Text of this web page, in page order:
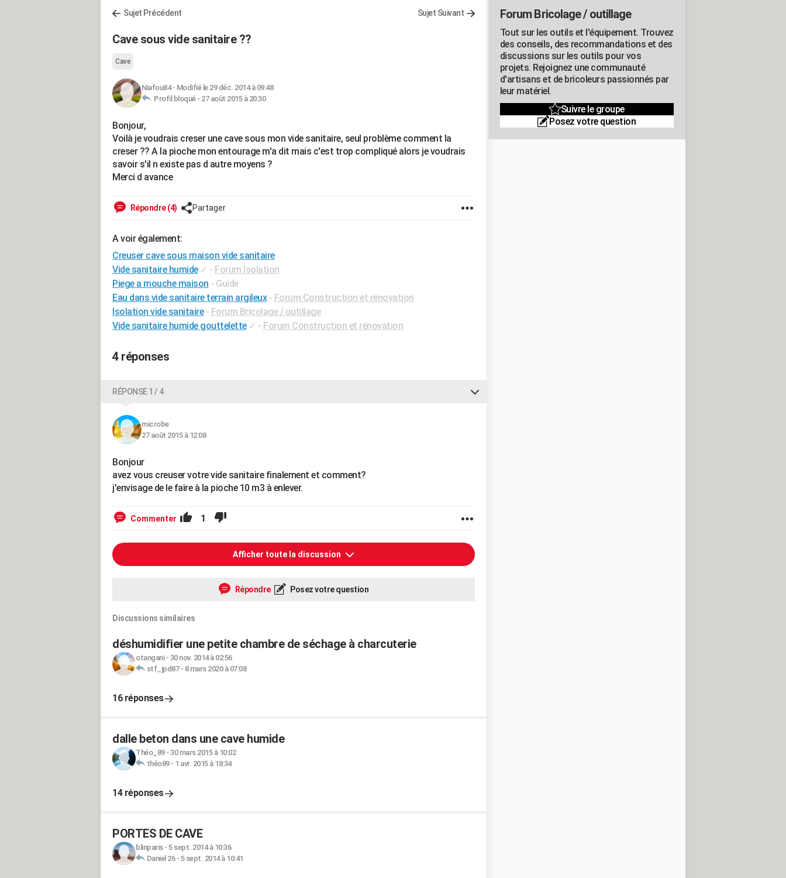
Sujet Précédent Sujet Suivant
Cave sous vide sanitaire ??
Cave
Niafou84- Modifié le 29 déc. 2014 à 09:48
Profil bloqué - 27 août 2015 à 20:30
Bonjour,
Voilà je voudrais creser une cave sous mon vide sanitaire, seul problème comment la
creser ?? A la pioche mon entourage m'a dit mais c'est trop compliqué alors je voudrais
savoir s'il n existe pas d autre moyens ?
Merci d avance
Répondre (4) Partager
A voir également:
Creuser cave sous maison vide sanitaire
Vide sanitaire humide ✓ - Forum Isolation
Piege a mouche maison - Guide
Eau dans vide sanitaire terrain argileux - Forum Construction et rénovation
Isolation vide sanitaire - Forum Bricolage / outillage
Vide sanitaire humide gouttelette ✓ - Forum Construction et rénovation
4 réponses
RÉPONSE 1 / 4
microbe
27 août 2015 à 12:08
Bonjour
avez vous creuser votre vide sanitaire finalement et comment?
j'envisage de le faire à la pioche 10 m3 à enlever.
Commenter 1
Afficher toute la discussion
Répondre Posez votre question
Discussions similaires
déshumidifier une petite chambre de séchage à charcuterie
otangani- 30 nov. 2014 à 02:56
stf_jpd87- 8 mars 2020 à 07:08
16 réponses
dalle beton dans une cave humide
Théo_89- 30 mars 2015 à 10:02
théo89- 1 avr. 2015 à 18:34
14 réponses
PORTES DE CAVE
blinparis- 5 sept. 2014 à 10:36
Daniel 26- 5 sept. 2014 à 10:41
Forum Bricolage / outillage
Tout sur les outils et l'équipement. Trouvez
des conseils, des recommandations et des
discussions sur les outils pour vos
projets. Rejoignez une communauté
d'artisans et de bricoleurs passionnés par
leur matériel.
Suivre le groupe
Posez votre question